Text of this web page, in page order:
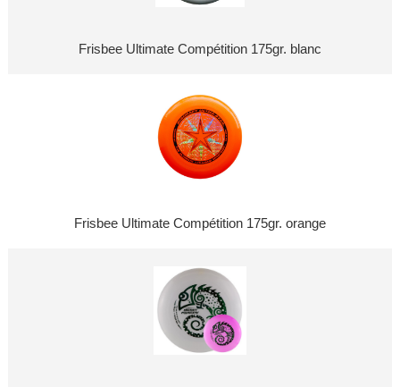
Frisbee Ultimate Compétition 175gr. blanc
Frisbee Ultimate Compétition 175gr. orange